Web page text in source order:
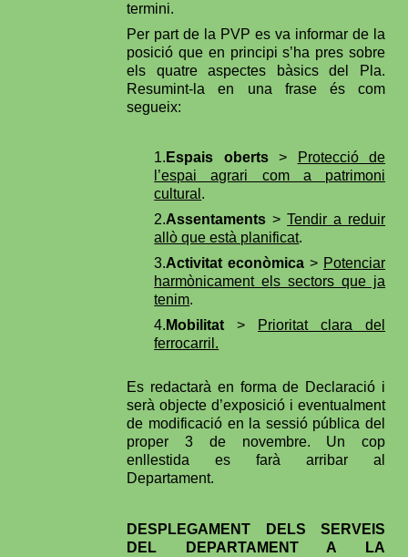
termini.
Per part de la PVP es va informar de la
posició que en principi s’ha pres sobre
els quatre aspectes bàsics del Pla.
Resumint-la en una frase és com
segueix:
1. Espais oberts>
Protecció de
l’espai agrari com a patrimoni
cultural .
2.Assentaments >Tendir a reduir
allò que està planificat.
3.Activitat econòmica > Potenciar
harmònicament els sectors que ja
tenim.
4. Mobilitat>
Prioritat clara del
ferrocarril.
Es redactarà en forma de Declaració i
serà objecte d’exposició i eventualment
de modificació en la sessió pública del
proper 3 de novembre. Un cop
enllestida es farà arribar al
Departament.
DESPLEGAMENT DELS SERVEIS
DEL DEPARTAMENT A LA